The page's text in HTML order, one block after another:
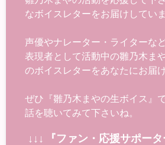
なボイスレターをお届けしていま
声優やナレーター・ライターな
表現者として活動中の雛乃木ま
のボイスレターをあなたにお届
ぜひ『雛乃木まやの生ボイス』
話を聴いてみて下さいね。
↓↓↓ 『ファン・応援サポー